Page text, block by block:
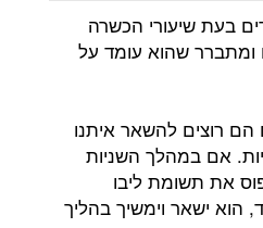
בעת שיעורי הכשרה
ומתברר שהוא עומד על
הם רוצים להשאר איתנו
אם במהלך השניות
את תשומת ליבו
הוא ישאר וימשיך בהליך